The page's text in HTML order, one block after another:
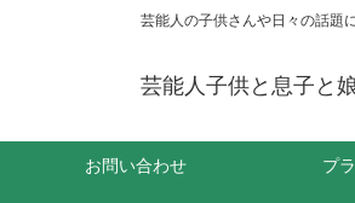
芸能人の子供さんや日々の話題
芸能人子供と息子と
お問い合わせ プ